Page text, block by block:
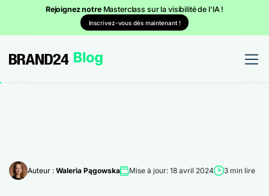
Rejoignez notre Masterclass sur la visibilité de l'IA !
Inscrivez-vous dès maintenant !
Auteur : Waleria Pągowska Mise à jour: 18 avril 2024 3 min lire